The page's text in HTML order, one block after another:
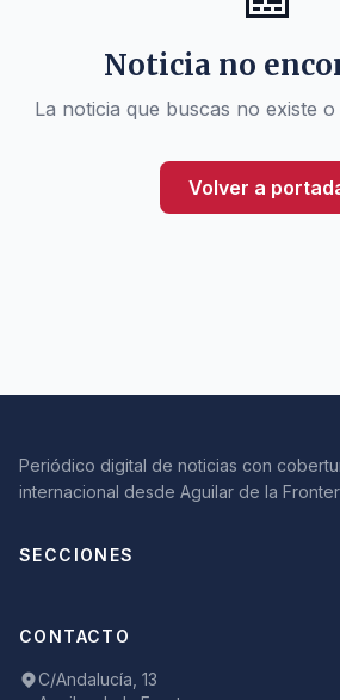
Noticia no
La noticia que buscas no existe o
Volver a
Periódico digital de noticias con
internacional desde Aguilar de la
SECCIONES
CONTACTO
C/Andalucía, 13